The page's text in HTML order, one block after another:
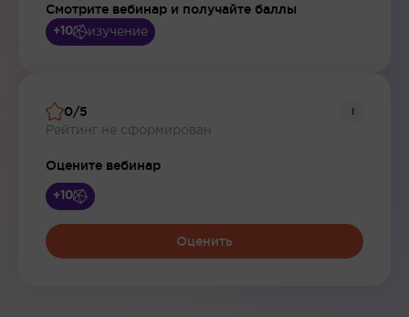
Смотрите вебинар и получайте баллы
+10 изучение
0/5
Рейтинг не сформирован
i
Оцените вебинар
+10
Оценить